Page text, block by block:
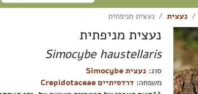
נעצית נעצית מניפתית
נעצית מניפתית
Simocybe haustellaris
סוג: נעצית Simocybe
משפחה: דרדסיתיים Crepidotaceae